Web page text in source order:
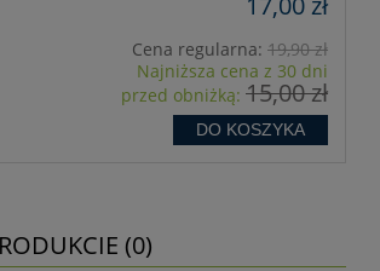
Cena regularna: 19,90 zł
Najniższa cena z 30 dni
przed obniżką: 15,00 zł
DO KOSZYKA
(0)